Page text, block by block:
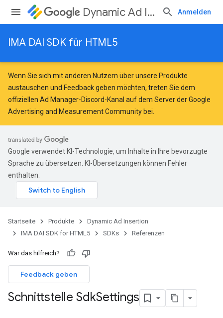
Dynamic Ad Insertion Anmelden
IMA DAI SDK für HTML5
Wenn Sie sich mit anderen Nutzern über unsere Produkte
austauschen und Feedback geben möchten, treten Sie dem
offiziellen Ad Manager-Discord-Kanal auf dem Server derGoogle
Advertising and Measurement Community bei.
Google verwendet KI-Technologie, um Inhalte in Ihre bevorzugte
Sprache zu übersetzen. KI-Übersetzungen können Fehler
enthalten.
Startseite Produkte
Dynamic Ad Insertion
IMA DAI SDK for HTML5
SDKs Referenzen
War das hilfreich?
Feedback geben
Schnittstelle SdkSettings